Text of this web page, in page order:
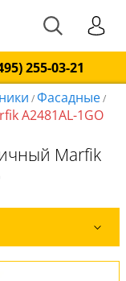
255-03-21
/Фасадные/
A2481AL-1GO
Marfik